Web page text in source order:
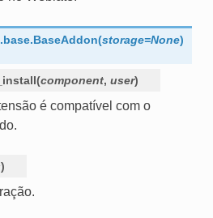
BaseAddon(storage=None)
(component, user)
é compatível com o
)